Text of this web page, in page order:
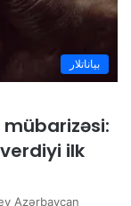
بیاناتلار
verdiyi ilk
Azərbaycan